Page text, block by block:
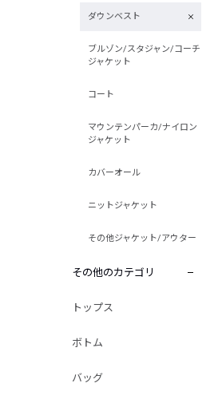
ダウンベスト
ブルゾン/スタジャン/コーチ
ジャケット
コート
マウンテンパーカ/ナイロン
ジャケット
カバーオール
ニットジャケット
その他ジャケット/アウター
その他のカテゴリ
トップス
ボトム
バッグ
THE DUFFER OF ST.GEORGE
別注限定 ピグメントダイ バックプリント サー